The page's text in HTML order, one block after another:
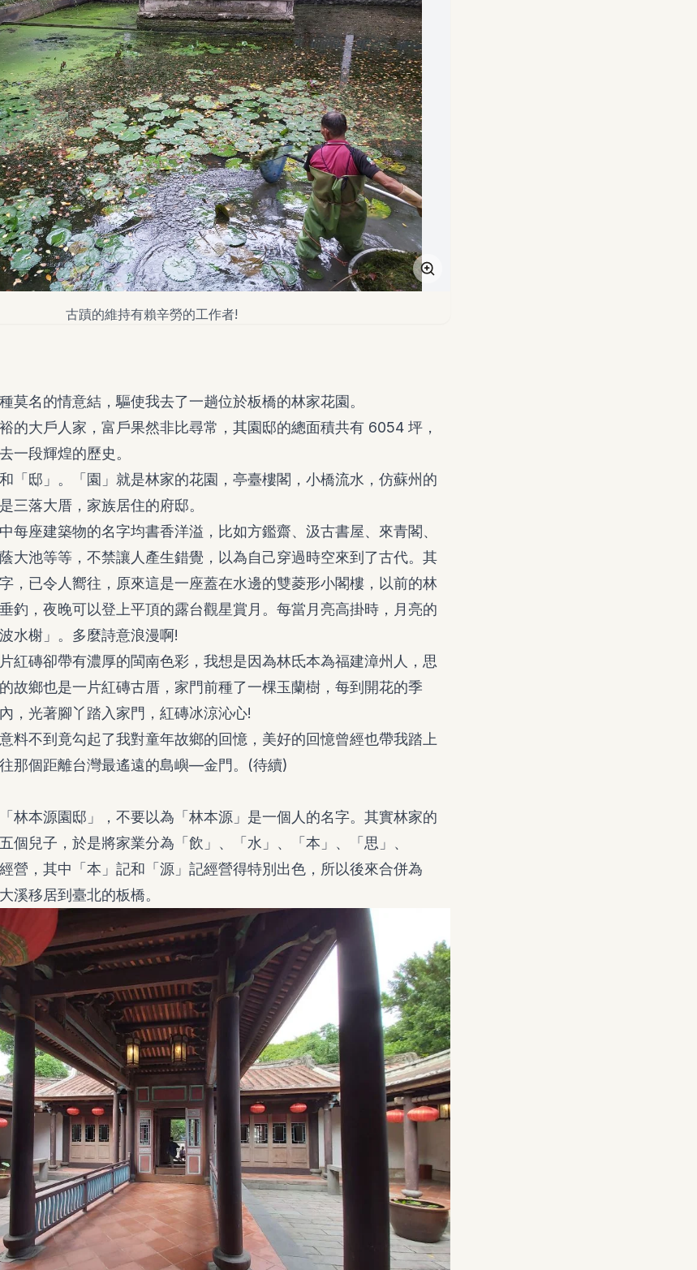
古蹟的維持有賴辛勞的工作者!
莫名的情意結，驅使我去了一趟位於板橋的林家花園。
的大戶人家，富戶果然非比尋常，其園邸的總面積共有 6054 坪，
一段輝煌的歷史。
「邸」。「園」就是林家的花園，亭臺樓閣，小橋流水，仿蘇州的
三落大厝，家族居住的府邸。
每座建築物的名字均書香洋溢，比如方鑑齋、汲古書屋、來青閣、
大池等等，不禁讓人產生錯覺，以為自己穿過時空來到了古代。其
，已令人嚮往，原來這是一座蓋在水邊的雙菱形小閣樓，以前的林
釣，夜晚可以登上平頂的露台觀星賞月。每當月亮高掛時，月亮的
水榭」。多麼詩意浪漫啊!
紅磚卻帶有濃厚的閩南色彩，我想是因為林氐本為福建漳州人，思
故鄉也是一片紅磚古厝，家門前種了一棵玉蘭樹，每到開花的季
，光著腳丫踏入家門，紅磚冰涼沁心!
料不到竟勾起了我對童年故鄉的回憶，美好的回憶曾經也帶我踏上
那個距離台灣最遙遠的島嶼—金門。(待續)
林本源園邸」，不要以為「林本源」是一個人的名字。其實林家的
個兒子，於是將家業分為「飲」、「水」、「本」、「思」、
營，其中「本」記和「源」記經營得特別出色，所以後來合併為
溪移居到臺北的板橋。